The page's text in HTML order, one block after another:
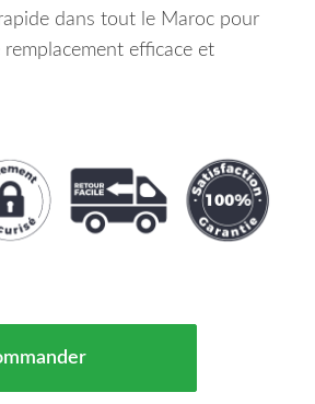
dans tout le Maroc pour
efficace et